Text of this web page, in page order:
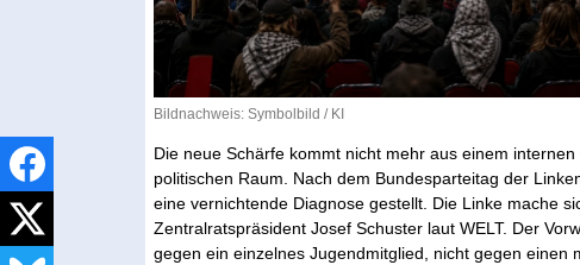
Bildnachweis: Symbolbild / KI
Die neue Schärfe kommt nicht mehr aus einem
politischen Raum. Nach dem Bundesparteitag der
eine vernichtende Diagnose gestellt. Die Linke mache
Zentralratspräsident Josef Schuster laut WELT. Der
gegen ein einzelnes Jugendmitglied, nicht gegen einen